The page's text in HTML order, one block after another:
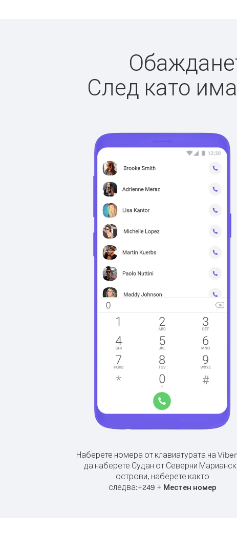
След като
Наберете номера от клавиатурата на
да наберете Судан от Северни
острови, наберете както
следва:+249 + Местен номер